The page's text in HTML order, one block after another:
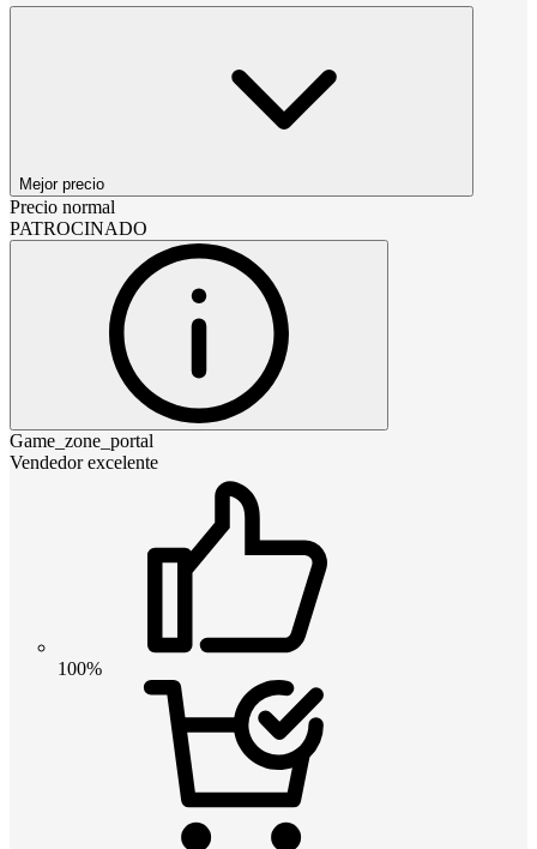
Mejor precio
Precio normal
PATROCINADO
Game_zone_portal
Vendedor excelente
100%